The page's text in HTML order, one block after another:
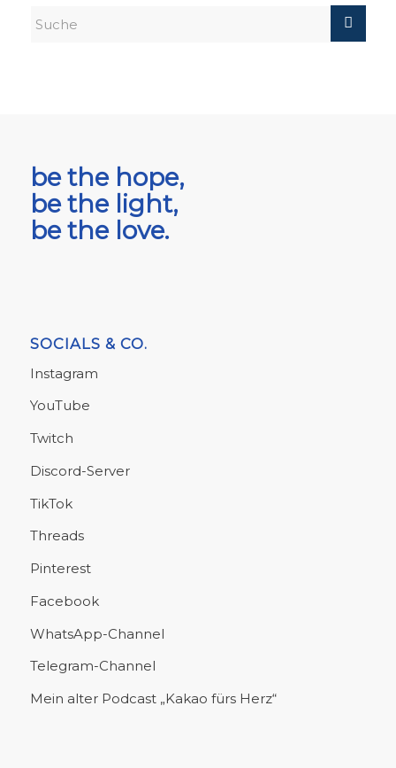
be the hope,
be the light,
be the love.
SOCIALS & CO.
Instagram
YouTube
Twitch
Discord-Server
TikTok
Threads
Pinterest
Facebook
WhatsApp-Channel
Telegram-Channel
Mein alter Podcast „Kakao fürs Herz“